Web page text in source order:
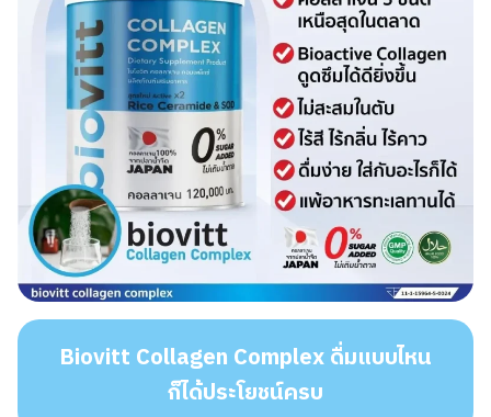
Biovitt Collagen Complex ดื่มแบบไหน
ก็ได้ประโยชน์ครบ